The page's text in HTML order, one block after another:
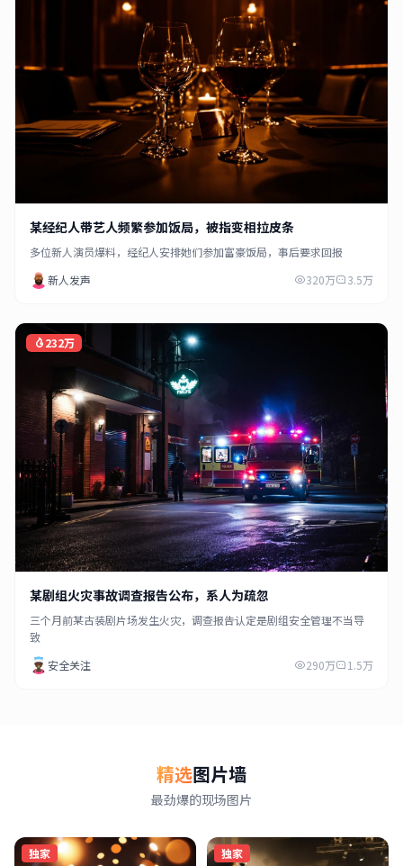
某经纪人带艺人频繁参加饭局，被指变相拉皮条
多位新人演员爆料，经纪人安排她们参加富豪饭局，事后要求回报
新人发声
320万 3.5万
232万
某剧组火灾事故调查报告公布，系人为疏忽
三个月前某古装剧片场发生火灾，调查报告认定是剧组安全管理不当导
致
安全关注
290万 1.5万
精选图片墙
最劲爆的现场图片
独家 独家